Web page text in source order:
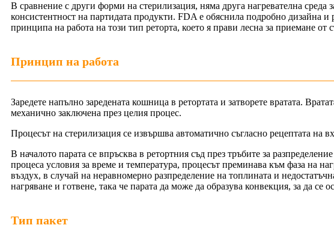
В сравнение с други форми на стерилизация, няма друга нагревателна среда
консистентност на партидата продукти. FDA е обяснила подробно дизайна
принципа на работа на този тип реторта, което я прави лесна за приемане от
Принцип на работа
Заредете напълно заредената кошница в ретортата и затворете вратата.
механично заключена през целия процес.
Процесът на стерилизация се извършва автоматично съгласно рецептата на
В началото парата се впръсква в ретортния съд през тръбите за
процеса условия за време и температура, процесът преминава към фаза на
въздух, в случай на неравномерно разпределение на топлината и
нагряване и готвене, така че парата да може да образува конвекция, за да се
Тип пакет